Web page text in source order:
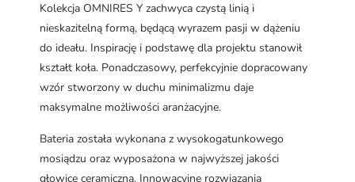
Kolekcja OMNIRES Y zachwyca czystą linią i
nieskazitelną formą, będącą wyrazem pasji w dążeniu
do ideału. Inspirację i podstawę dla projektu stanowił
kształt koła. Ponadczasowy, perfekcyjnie dopracowany
wzór stworzony w duchu minimalizmu daje
maksymalne możliwości aranżacyjne.
Bateria została wykonana z wysokogatunkowego
mosiądzu oraz wyposażona w najwyższej jakości
głowicę ceramiczną. Innowacyjne rozwiązania